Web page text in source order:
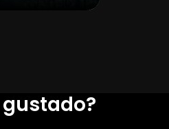
gustado?